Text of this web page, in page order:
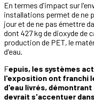
En termes d'impact sur
installations permet de ne
jour et de ne pas émettre
dont 427 kg de dioxyde de
production de PET, le
d'eau.
Fepuis, les systèmes
l'exposition ont franchi
d'eau livrés,
devrait s'accentuer